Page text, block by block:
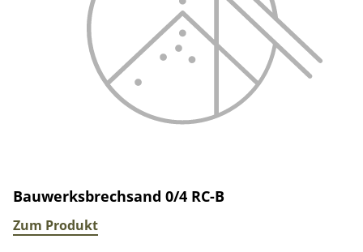
Bauwerksbrechsand 0/4 RC-B
Zum Produkt